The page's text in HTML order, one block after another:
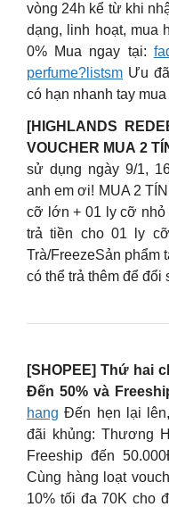
vòng 24h kể từ khi
dạng, linh hoạt, mua
0% Mua ngay tại:
perfume?listsm Ưu
có hạn nhanh tay
[HIGHLANDS
VOUCHER MUA 2
sử dụng ngày 9/1,
anh em ơi! MUA 2
cỡ lớn + 01 ly cỡ nhỏ
trả tiền cho 01 ly
Trà/FreezeSản phẩm
có thể trả thêm để
[SHOPEE] Thứ hai
Đến 50% và
hang Đến hẹn lại
đãi khủng: Thương
Freeship đến
Cùng hàng loạt
10% tối đa 70K cho